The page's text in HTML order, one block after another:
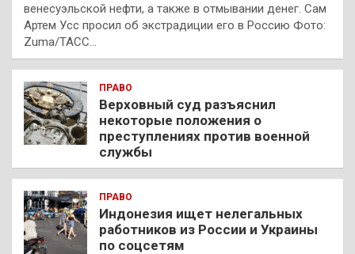
венесуэльской нефти, а также в отмывании денег. Сам
Артем Усс просил об экстрадиции его в Россию Фото:
Zuma/ТАСС…
ПРАВО
Верховный суд разъяснил
некоторые положения о
преступлениях против военной
службы
ПРАВО
Индонезия ищет нелегальных
работников из России и Украины
по соцсетям